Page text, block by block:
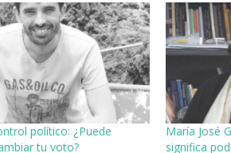
político: ¿Puede
tu voto?
María José
significa